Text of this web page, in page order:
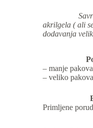
akrilgela ( ali
dodavanja
– manje
– veliko
Primljene